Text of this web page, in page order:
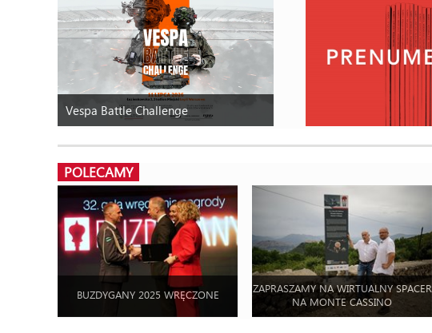
Vespa Battle Challenge
POLECAMY
BUZDYGANY 2025 WRĘCZONE
ZAPRASZAMY NA WIRTUALNY SPACER
NA MONTE CASSINO